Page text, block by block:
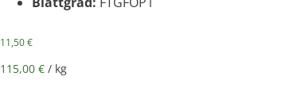
11,50€
115,00 € / kg